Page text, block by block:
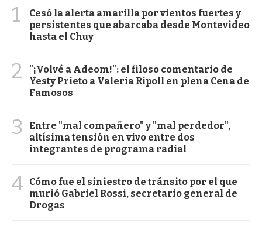
1
Cesó la alerta amarilla por vientos fuertes y
persistentes que abarcaba desde Montevideo
hasta el Chuy
2
"¡Volvé a Adeom!": el filoso comentario de
Yesty Prieto a Valeria Ripoll en plena Cena de
Famosos
3
Entre "mal compañero" y "mal perdedor",
altísima tensión en vivo entre dos
integrantes de programa radial
4 Cómo fue el siniestro de tránsito por el que
murió Gabriel Rossi, secretario general de
Drogas